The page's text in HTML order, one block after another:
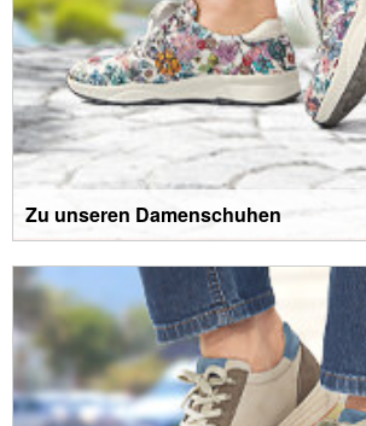
Zu unseren Damenschuhen